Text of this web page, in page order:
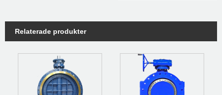
Relaterade produkter